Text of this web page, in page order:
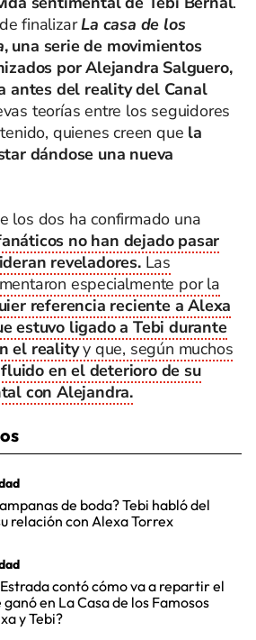
finalizar La casa de los
, una serie de movimientos
por Alejandra Salguero,
antes del reality del Canal
teorías entre los seguidores
quienes creen que la
dándose una nueva
los dos ha confirmado una
no han dejado pasar
reveladores.Las
especialmente por la
referencia reciente a Alexa
estuvo ligado a Tebi durante
el realityy que, según muchos
en el deterioro de su
con Alejandra.
de boda? Tebi habló del
relación con Alexa Torrex
contó cómo va a repartir el
en La Casa de los Famosos
y Tebi?